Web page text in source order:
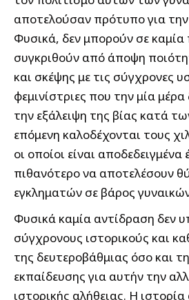
αποτελούσαν πρότυπο για
Φυσικά, δεν μπορούν σε
συγκριθούν από άποψη
και σκέψης με τις σύγχρονες
φεμινίστριες που την μία
την εξάλειψη της βίας κατά
επόμενη καλοδέχονται τους
οι οποίοι είναι
πιθανότερο να αποτελέσουν
εγκληματών σε βάρος
Φυσικά καμία αντίδραση δεν
σύγχρονους ιστορικούς και
της δευτεροβάθμιας όσο και
εκπαίδευσης για αυτήν την
ιστορικής αλήθειας. Η